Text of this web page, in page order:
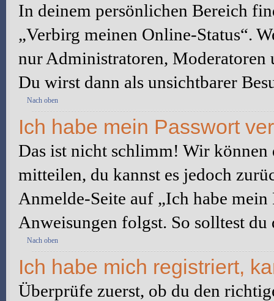
In deinem persönlichen Bereich
„Verbirg meinen Online-Status“.
nur Administratoren, Moderatoren
Du wirst dann als unsichtbarer
Nach oben
Ich habe mein Passwort
Das ist nicht schlimm! Wir
mitteilen, du kannst es jedoch
Anmelde-Seite auf „Ich habe
Anweisungen folgst. So solltest
Nach oben
Ich habe mich registriert,
Überprüfe zuerst, ob du den